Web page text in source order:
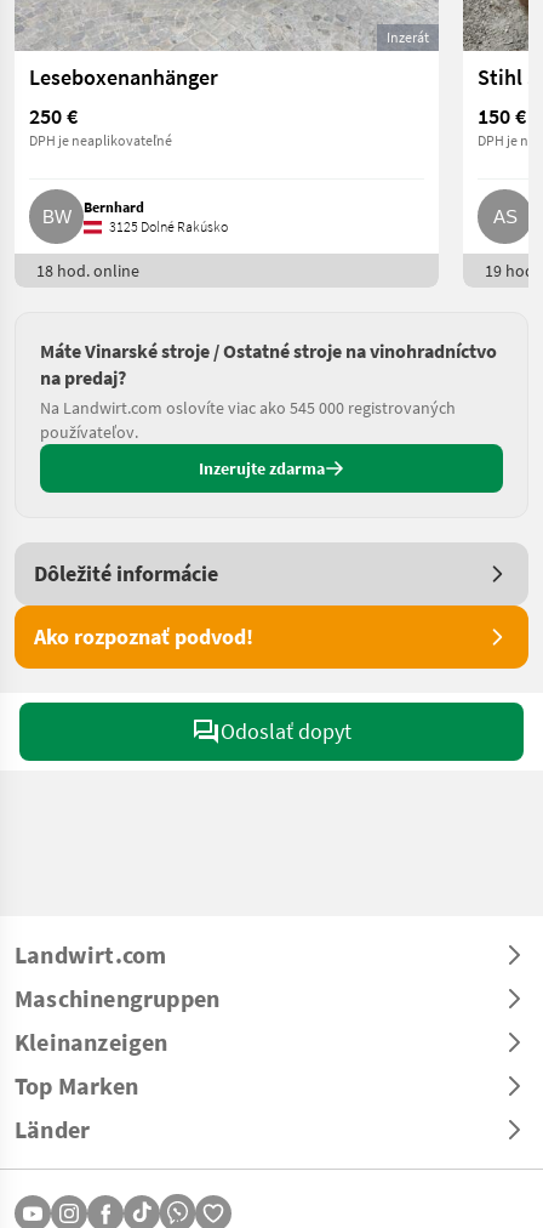
Inzerát
Leseboxenanhänger
250 €
DPH je neaplikovateľné
Bernhard
3125 Dolné Rakúsko
18 hod. online
Stihl
150 €
DPH je
19
Máte Vinarské stroje / Ostatné stroje na vinohradníctvo
na predaj?
Na Landwirt.com oslovíte viac ako 545 000 registrovaných
používateľov.
Inzerujte zdarma
Dôležité informácie
Ako rozpoznať podvod!
Odoslať dopyt
Landwirt.com
Maschinengruppen
Kleinanzeigen
Top Marken
Länder